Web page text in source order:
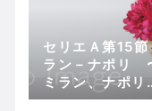
セリエＡ第15
ラン－ナポリ
ミラン、ナポリ
快勝。三年ぶり